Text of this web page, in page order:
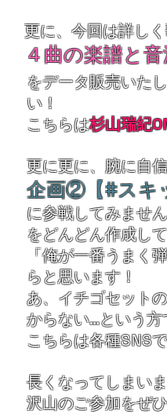
更に、今回は詳し
４曲の楽譜と
をデータ販売いた
い！
こちらは杉山瑞紀
更に更に、腕に自
企画②【#スキ
に参戦してみませ
をどんどん作成し
「俺が一番うまく
らと思います！
あ、イチゴセット
からない…という
こちらは各種SNS
長くなってしまい
沢山のご参加をぜ